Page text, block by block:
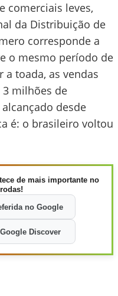
comerciais leves,
da Distribuição de
corresponde a
o mesmo período de
a toada, as vendas
milhões de
desde
é: o brasileiro voltou
de mais importante no
no Google
Discover